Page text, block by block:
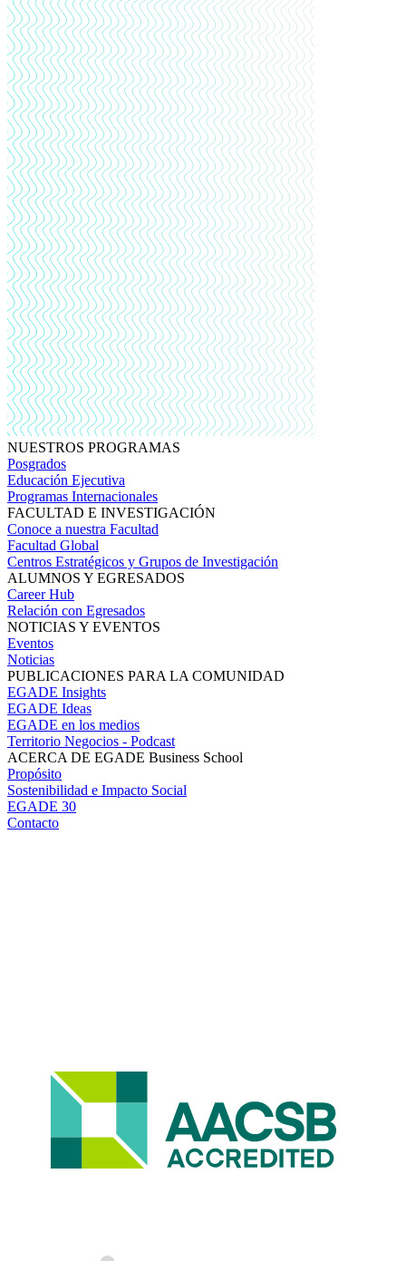
NUESTROS PROGRAMAS
Posgrados
Educación Ejecutiva
Programas Internacionales
FACULTAD E INVESTIGACIÓN
Conoce a nuestra Facultad
Facultad Global
Centros Estratégicos y Grupos de Investigación
ALUMNOS Y EGRESADOS
Career Hub
Relación con Egresados
NOTICIAS Y EVENTOS
Eventos
Noticias
PUBLICACIONES PARA LA COMUNIDAD
EGADE Insights
EGADE Ideas
EGADE en los medios
Territorio Negocios - Podcast
ACERCA DE EGADE Business School
Propósito
Sostenibilidad e Impacto Social
EGADE 30
Contacto